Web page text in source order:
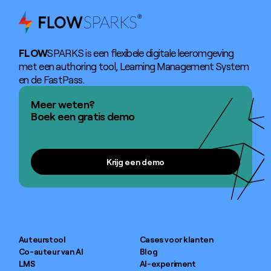
FLOWSPARKS is een flexibele digitale leeromgeving
met een authoring tool, Learning Management System
en de FastPass.
Meer weten?
Boek een gratis demo
Krijg een demo
Auteurstool
Co-auteur van AI
LMS
Cases voor klanten
Blog
AI-experiment